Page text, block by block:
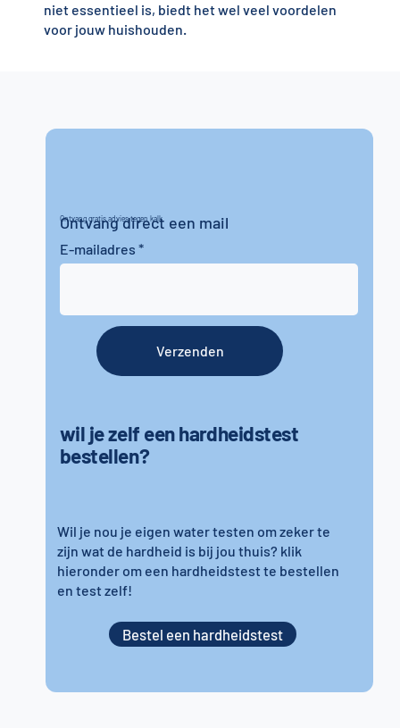
niet essentieel is, biedt het wel veel voordelen
voor jouw huishouden.
Ontvang gratis advies tegen kalk
Ontvang direct een mail
wil je zelf een hardheidstest
bestellen?
E-mailadres
Wil je nou je eigen water testen om zeker te
zijn wat de hardheid is bij jou thuis? klik
hieronder om een hardheidstest te bestellen
en test zelf!
Verzenden
Bestel een hardheidstest